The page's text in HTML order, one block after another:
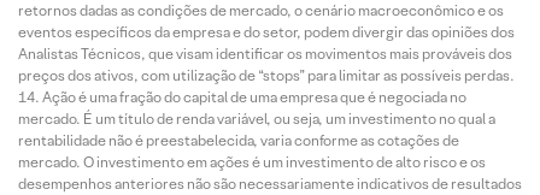
retornos dadas as condições de mercado, o cenário macroeconômico e os
eventos específicos da empresa e do setor, podem divergir das opiniões dos
Analistas Técnicos, que visam identificar os movimentos mais prováveis dos
preços dos ativos, com utilização de “stops” para limitar as possíveis perdas.
Ação é uma fração do capital de uma empresa que é negociada no
mercado. É um título de renda variável, ou seja, um investimento no qual a
rentabilidade não é preestabelecida, varia conforme as cotações de
mercado. O investimento em ações é um investimento de alto risco e os
desempenhos anteriores não são necessariamente indicativos de resultados